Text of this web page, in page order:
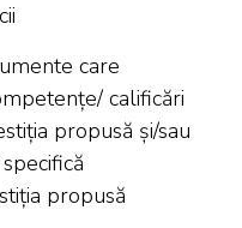
care
calificări
propusă și/sau
propusă